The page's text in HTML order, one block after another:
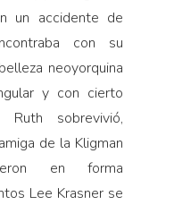
un accidente de
con su
neoyorquina
y con cierto
sobrevivió,
de la Kligman
en forma
Lee Krasner se